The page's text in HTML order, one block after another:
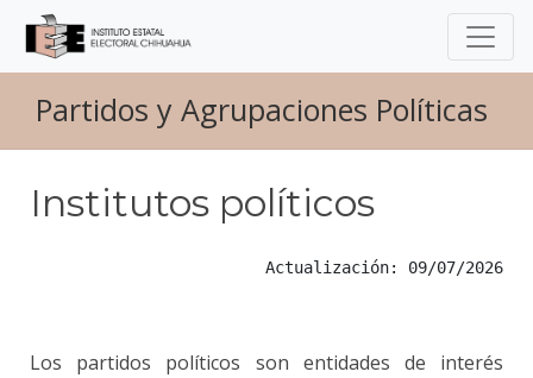
Partidos y Agrupaciones Políticas
Institutos políticos
Actualización: 09/07/2026
Los partidos políticos son entidades de interés